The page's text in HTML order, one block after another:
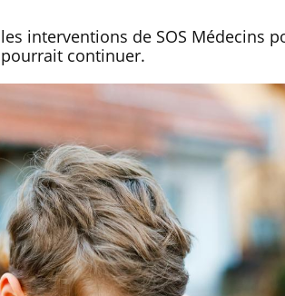
interventions de SOS Médecins
continuer.
Bilan prévention : ce que
les kinés pourront
bientôt faire